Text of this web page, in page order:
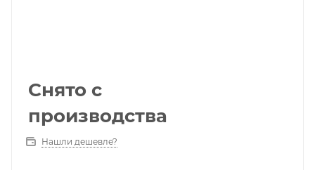
Снято с
производства
Нашли дешевле?